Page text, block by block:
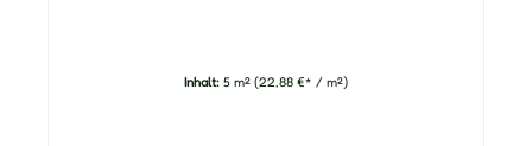
Inhalt: 5 m² (22,88 €* / m²)